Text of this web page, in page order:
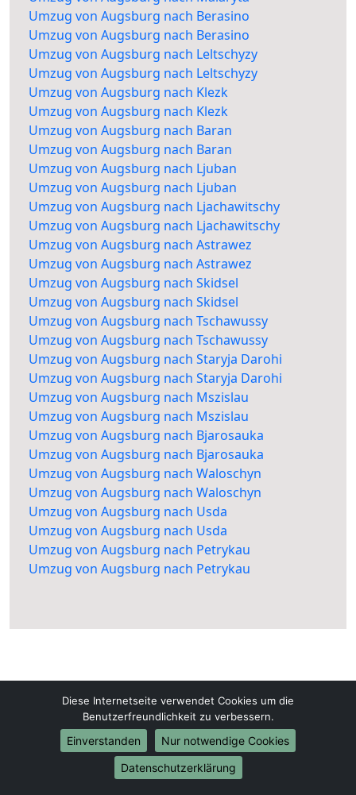
Umzug von Augsburg nach Berasino
Umzug von Augsburg nach Berasino
Umzug von Augsburg nach Leltschyzy
Umzug von Augsburg nach Leltschyzy
Umzug von Augsburg nach Klezk
Umzug von Augsburg nach Klezk
Umzug von Augsburg nach Baran
Umzug von Augsburg nach Baran
Umzug von Augsburg nach Ljuban
Umzug von Augsburg nach Ljuban
Umzug von Augsburg nach Ljachawitschy
Umzug von Augsburg nach Ljachawitschy
Umzug von Augsburg nach Astrawez
Umzug von Augsburg nach Astrawez
Umzug von Augsburg nach Skidsel
Umzug von Augsburg nach Skidsel
Umzug von Augsburg nach Tschawussy
Umzug von Augsburg nach Tschawussy
Umzug von Augsburg nach Staryja Darohi
Umzug von Augsburg nach Staryja Darohi
Umzug von Augsburg nach Mszislau
Umzug von Augsburg nach Mszislau
Umzug von Augsburg nach Bjarosauka
Umzug von Augsburg nach Bjarosauka
Umzug von Augsburg nach Waloschyn
Umzug von Augsburg nach Waloschyn
Umzug von Augsburg nach Usda
Umzug von Augsburg nach Usda
Umzug von Augsburg nach Petrykau
Umzug von Augsburg nach Petrykau
Augsburg-Umzüge-24.de
Augsburg
01579-2482322
Diese Internetseite verwendet Cookies um die
Benutzerfreundlichkeit zu verbessern.
Einverstanden
Nur notwendige Cookies
Datenschutzerklärung